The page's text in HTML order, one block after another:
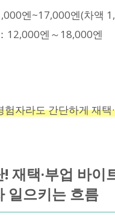
엔~17,000엔(차액
12,000엔～18,000엔
험자라도 간단하게 재택
재택·부업 바이
일으키는 흐름